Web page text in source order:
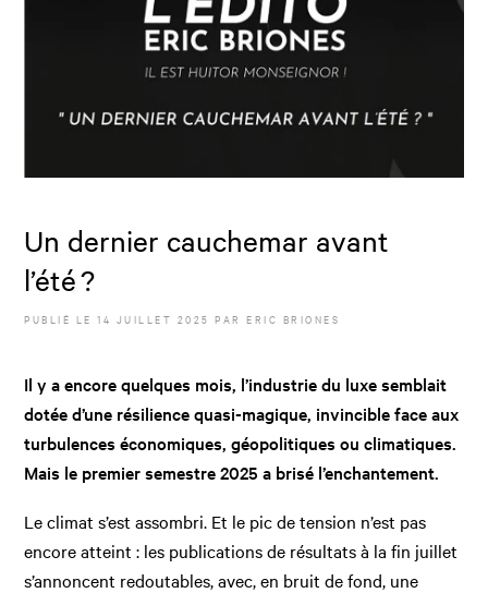
Un dernier cauchemar avant
l’été ?
PUBLIÉ LE14 JUILLET 2025 PARERIC BRIONES
Il y a encore quelques mois, l’industrie du luxe semblait
dotée d’une résilience quasi-magique, invincible face aux
turbulences économiques, géopolitiques ou climatiques.
Mais le premier semestre 2025 a brisé l’enchantement.
Le climat s’est assombri. Et le pic de tension n’est pas
encore atteint : les publications de résultats à la fin juillet
s’annoncent redoutables, avec, en bruit de fond, une